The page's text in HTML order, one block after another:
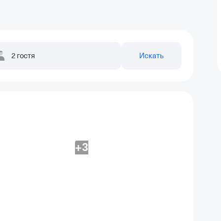
2 гостя Искать
+3